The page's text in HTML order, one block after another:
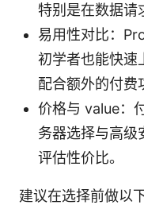
特别是在数据请
易用性对比：
初学者也能快速
配合额外的付费
价格与 value：
务器选择与高级
评估性价比。
建议在选择前做以